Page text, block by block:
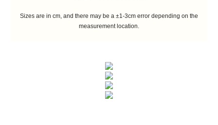
Sizes are in cm, and there may be a ±1-3cm error depending on the
measurement location.